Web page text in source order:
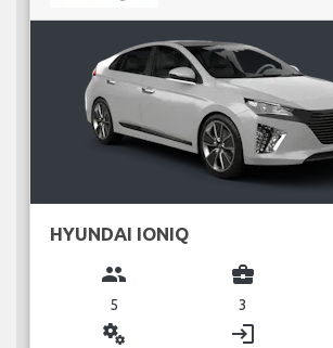
HYUNDAI IONIQ
group
5
business_center
3
miscellaneous_services login